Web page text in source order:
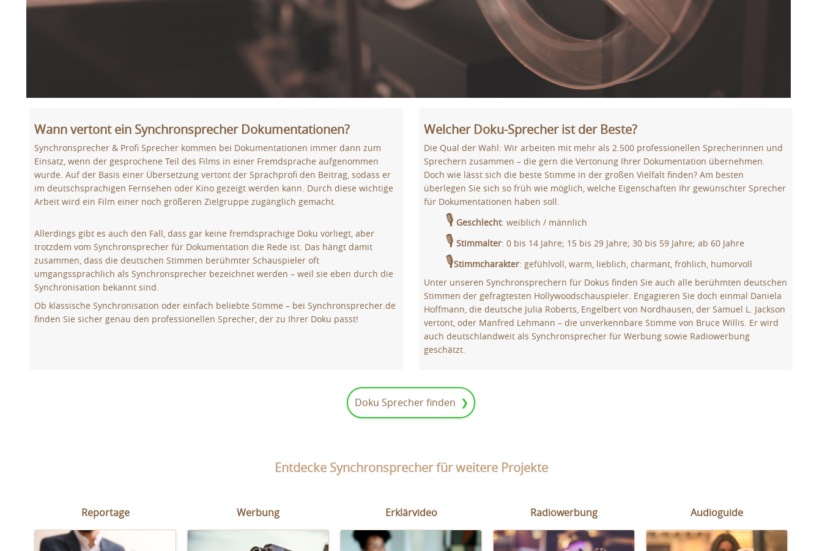
Wann vertont ein Synchronsprecher Dokumentationen?
Synchronsprecher & Profi Sprecher kommen bei Dokumentationen immer dann zum
Einsatz, wenn der gesprochene Teil des Films in einer Fremdsprache aufgenommen
wurde. Auf der Basis einer Übersetzung vertont der Sprachprofi den Beitrag, sodass er
im deutschsprachigen Fernsehen oder Kino gezeigt werden kann. Durch diese wichtige
Arbeit wird ein Film einer noch größeren Zielgruppe zugänglich gemacht.
Allerdings gibt es auch den Fall, dass gar keine fremdsprachige Doku vorliegt, aber
trotzdem vom Synchronsprecher für Dokumentation die Rede ist. Das hängt damit
zusammen, dass die deutschen Stimmen berühmter Schauspieler oft
umgangssprachlich als Synchronsprecher bezeichnet werden – weil sie eben durch die
Synchronisation bekannt sind.
Ob klassische Synchronisation oder einfach beliebte Stimme – bei Synchronsprecher.de
finden Sie sicher genau den professionellen Sprecher, der zu Ihrer Doku passt!
Welcher Doku-Sprecher ist der Beste?
Die Qual der Wahl: Wir arbeiten mit mehr als 2.500 professionellen Sprecherinnen und
Sprechern zusammen – die gern die Vertonung Ihrer Dokumentation übernehmen.
Doch wie lässt sich die beste Stimme in der großen Vielfalt finden? Am besten
überlegen Sie sich so früh wie möglich, welche Eigenschaften Ihr gewünschter Sprecher
für Dokumentationen haben soll.
🎙 Geschlecht: weiblich / männlich
🎙 Stimmalter: 0 bis 14 Jahre; 15 bis 29 Jahre; 30 bis 59 Jahre; ab 60 Jahre
🎙Stimmcharakter: gefühlvoll, warm, lieblich, charmant, fröhlich, humorvoll
Unter unseren Synchronsprechern für Dokus finden Sie auch alle berühmten deutschen
Stimmen der gefragtesten Hollywoodschauspieler. Engagieren Sie doch einmal Daniela
Hoffmann, die deutsche Julia Roberts, Engelbert von Nordhausen, der Samuel L. Jackson
vertont, oder Manfred Lehmann – die unverkennbare Stimme von Bruce Willis. Er wird
auch deutschlandweit als Synchronsprecher für Werbung sowie Radiowerbung
geschätzt.
Doku Sprecher finden
Entdecke Synchronsprecher für weitere Projekte
Reportage Werbung Erklärvideo Radiowerbung Audioguide